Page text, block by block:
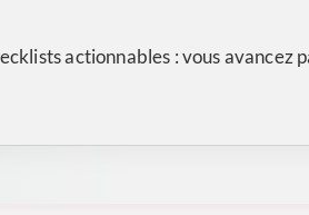
actionnables : vous avancez